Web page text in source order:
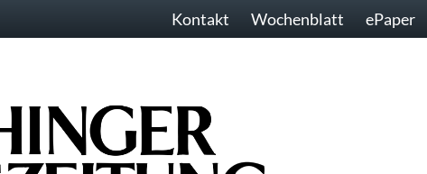
Kontakt Wochenblatt ePaper